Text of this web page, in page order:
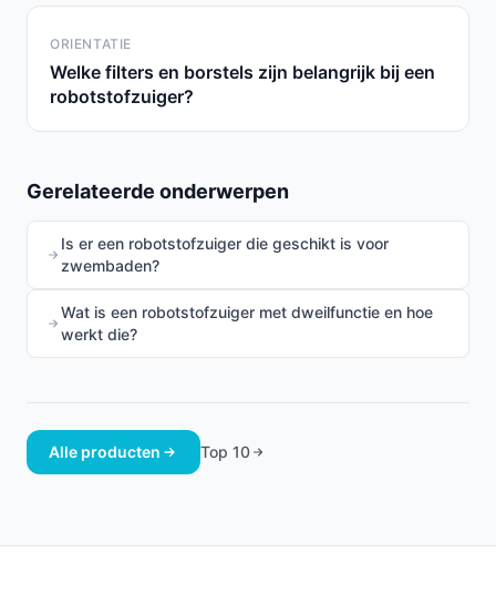
ORIENTATIE
Welke filters en borstels zijn belangrijk bij een
robotstofzuiger?
Gerelateerde onderwerpen
Is er een robotstofzuiger die geschikt is voor
zwembaden?
Wat is een robotstofzuiger met dweilfunctie en hoe
werkt die?
Alle producten Top 10